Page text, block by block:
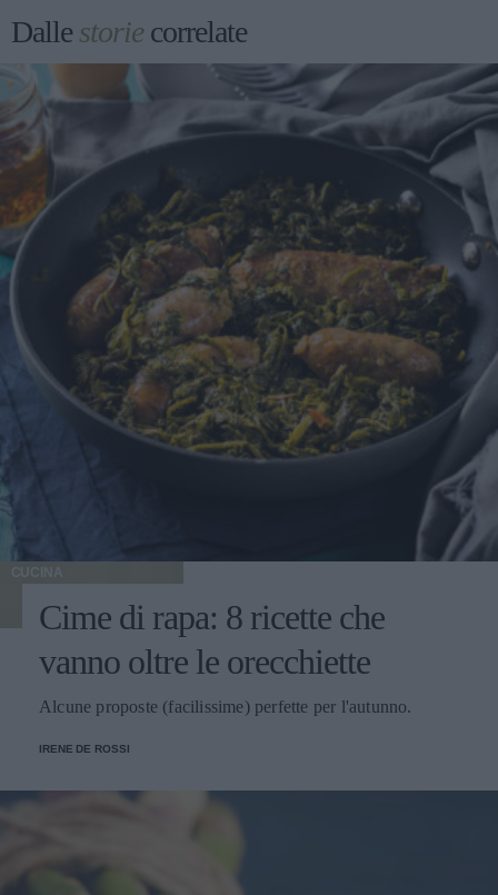
Dallestoriecorrelate
CUCINA
Cime di rapa: 8 ricette che
vanno oltre le orecchiette
Alcune proposte (facilissime) perfette per l'autunno.
IRENE DE ROSSI